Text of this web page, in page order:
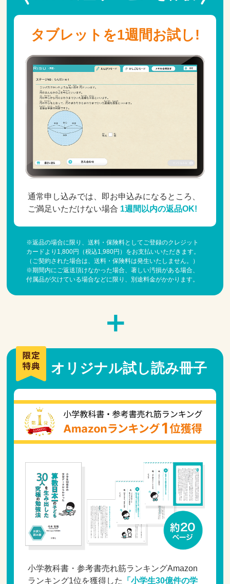
タブレットを1週間お試し!
通常申し込みでは、即お申込みになるところ、
ご満足いただけない場合 1週間以内の返品OK!
※返品の場合に限り、送料・保険料としてご登録のクレジット
カードより1,800円（税込1,980円）をお支払いいただきます。
（ご契約された場合は、送料・保険料は発生いたしません。）
※期間内にご返送頂けなかった場合、著しい汚損がある場合、
付属品が欠けている場合などに限り、別途料金がかかります。
＋
オリジナル試し読み冊子
小学教科書・参考書売れ筋ランキングAmazon
ランキング1位を獲得した 「小学生30億件の学